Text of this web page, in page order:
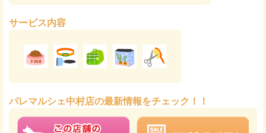
サービス内容
パレマルシェ中村店の最新情報をチェック！！